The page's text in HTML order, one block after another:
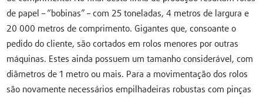
de papel – “bobinas” – com 25 toneladas, 4 metros de largura e
20 000 metros de comprimento. Gigantes que, consoante o
pedido do cliente, são cortados em rolos menores por outras
máquinas. Estes ainda possuem um tamanho considerável, com
diâmetros de 1 metro ou mais. Para a movimentação dos rolos
são novamente necessários empilhadeiras robustas com pinças